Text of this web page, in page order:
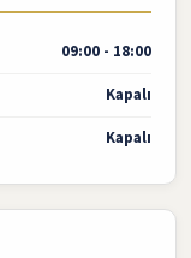
09:00 - 18:00
Kapalı
Kapalı